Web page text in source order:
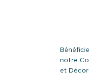
notre
et